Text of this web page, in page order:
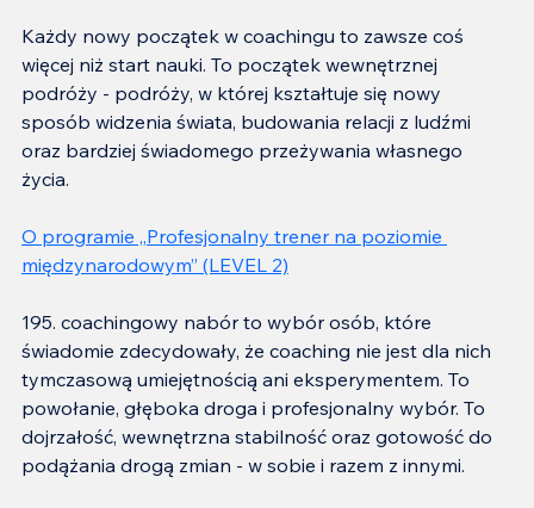
Każdy nowy początek w coachingu to zawsze coś
więcej niż start nauki. To początek wewnętrznej
podróży - podróży, w której kształtuje się nowy
sposób widzenia świata, budowania relacji z ludźmi
oraz bardziej świadomego przeżywania własnego
życia.
O programie „Profesjonalny trener na poziomie
międzynarodowym” (LEVEL 2)
195. coachingowy nabór to wybór osób, które
świadomie zdecydowały, że coaching nie jest dla nich
tymczasową umiejętnością ani eksperymentem. To
powołanie, głęboka droga i profesjonalny wybór. To
dojrzałość, wewnętrzna stabilność oraz gotowość do
podążania drogą zmian - w sobie i razem z innymi.